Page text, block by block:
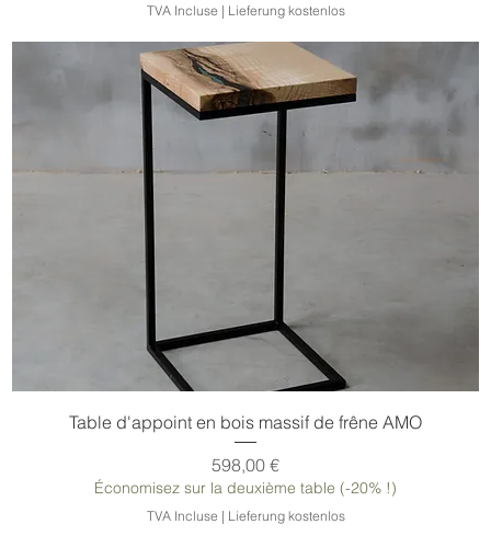
TVA Incluse | Lieferung kostenlos
Table d'appoint en bois massif de frêne AMO
Prix
598,00 €
Économisez sur la deuxième table (-20% !)
TVA Incluse | Lieferung kostenlos